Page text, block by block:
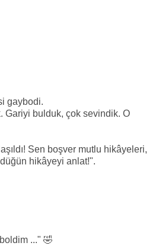
gaybodi.
Gariyi bulduk, çok sevindik. O
Sen boşver mutlu hikâyeleri,
hikâyeyi anlat!".
..." 🤣